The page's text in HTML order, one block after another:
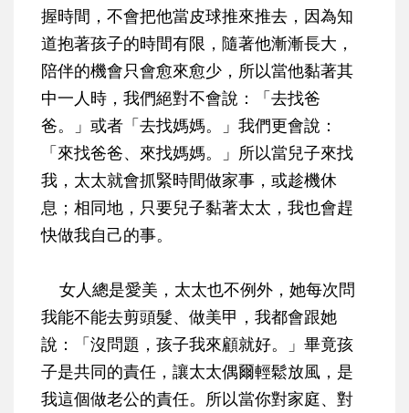
握時間，不會把他當皮球推來推去，因為知
道抱著孩子的時間有限，隨著他漸漸長大，
陪伴的機會只會愈來愈少，所以當他黏著其
中一人時，我們絕對不會說：「去找爸
爸。」或者「去找媽媽。」我們更會說：
「來找爸爸、來找媽媽。」所以當兒子來找
我，太太就會抓緊時間做家事，或趁機休
息；相同地，只要兒子黏著太太，我也會趕
快做我自己的事。
女人總是愛美，太太也不例外，她每次問
我能不能去剪頭髮、做美甲，我都會跟她
說：「沒問題，孩子我來顧就好。」畢竟孩
子是共同的責任，讓太太偶爾輕鬆放風，是
我這個做老公的責任。所以當你對家庭、對